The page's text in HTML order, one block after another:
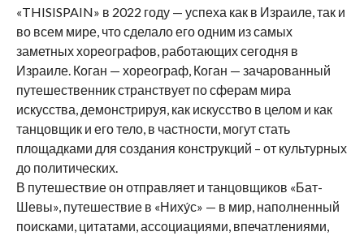
«THISISPAIN» в 2022 году — успеха как в Израиле, так и
во всем мире, что сделало его одним из самых
заметных хореографов, работающих сегодня в
Израиле. Коган — хореограф, Коган — зачарованный
путешественник странствует по сферам мира
искусства, демонстрируя, как искусство в целом и как
танцовщик и его тело, в частности, могут стать
площадками для создания конструкций – от культурных
до политических.
В путешествие он отправляет и танцовщиков «Бат-
Шевы», путешествие в «Ниху́с» — в мир, наполненный
поисками, цитатами, ассоциациями, впечатлениями,